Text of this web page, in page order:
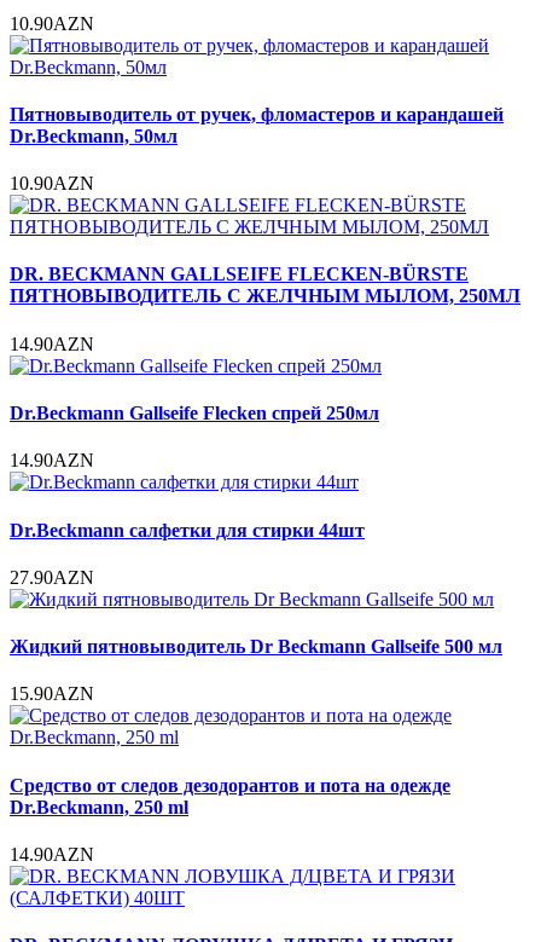
10.90AZN
Пятновыводитель от ручек, фломастеров и карандашей
Dr.Beckmann, 50мл
10.90AZN
DR. BECKMANN GALLSEIFE FLECKEN-BÜRSTE
ПЯТНОВЫВОДИТЕЛЬ С ЖЕЛЧНЫМ МЫЛОМ, 250МЛ
14.90AZN
Dr.Beckmann Gallseife Flecken спрей 250мл
14.90AZN
Dr.Beckmann салфетки для стирки 44шт
27.90AZN
Жидкий пятновыводитель Dr Beckmann Gallseife 500 мл
15.90AZN
Средство от следов дезодорантов и пота на одежде
Dr.Beckmann, 250 ml
14.90AZN